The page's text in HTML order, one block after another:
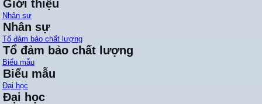
Giới thiệu
Nhân sự
Nhân sự
Tổ đảm bảo chất lượng
Tổ đảm bảo chất lượng
Biểu mẫu
Biểu mẫu
Đại học
Đại học